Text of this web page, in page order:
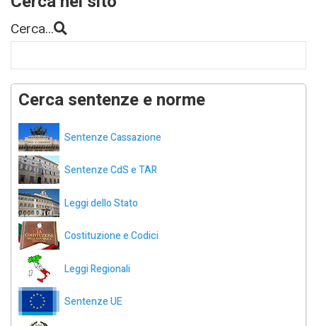
Cerca...
Cerca sentenze e norme
Sentenze Cassazione
Sentenze CdS e TAR
Leggi dello Stato
Costituzione e Codici
Leggi Regionali
Sentenze UE